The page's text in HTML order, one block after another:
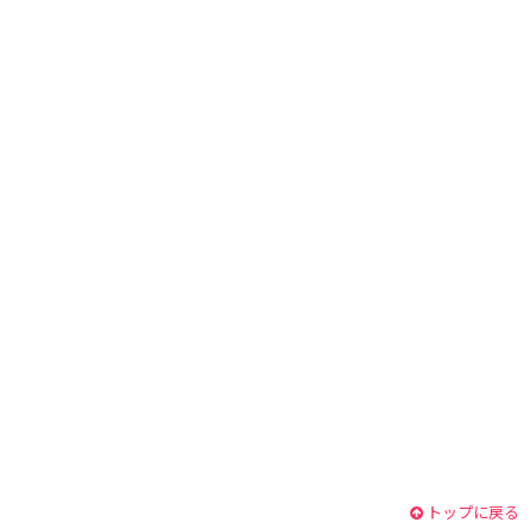
トップに戻る